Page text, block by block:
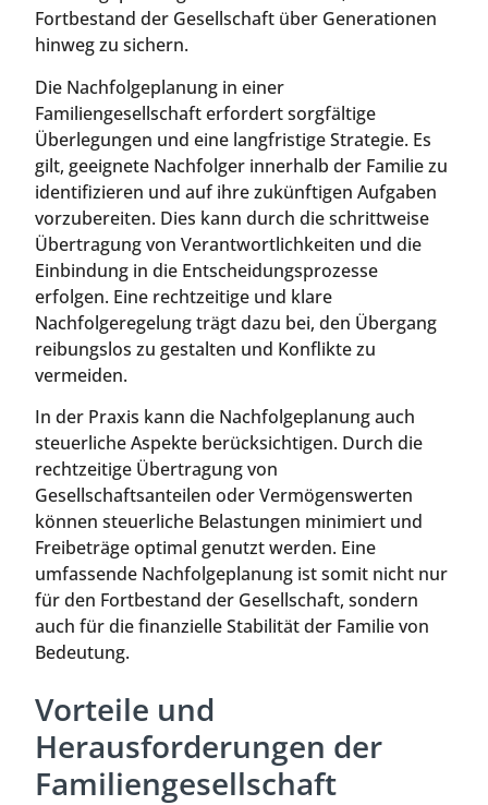
Fortbestand der Gesellschaft über Generationen
hinweg zu sichern.
Die Nachfolgeplanung in einer
Familiengesellschaft erfordert sorgfältige
Überlegungen und eine langfristige Strategie. Es
gilt, geeignete Nachfolger innerhalb der Familie zu
identifizieren und auf ihre zukünftigen Aufgaben
vorzubereiten. Dies kann durch die schrittweise
Übertragung von Verantwortlichkeiten und die
Einbindung in die Entscheidungsprozesse
erfolgen. Eine rechtzeitige und klare
Nachfolgeregelung trägt dazu bei, den Übergang
reibungslos zu gestalten und Konflikte zu
vermeiden.
In der Praxis kann die Nachfolgeplanung auch
steuerliche Aspekte berücksichtigen. Durch die
rechtzeitige Übertragung von
Gesellschaftsanteilen oder Vermögenswerten
können steuerliche Belastungen minimiert und
Freibeträge optimal genutzt werden. Eine
umfassende Nachfolgeplanung ist somit nicht nur
für den Fortbestand der Gesellschaft, sondern
auch für die finanzielle Stabilität der Familie von
Bedeutung.
Vorteile und
Herausforderungen der
Familiengesellschaft